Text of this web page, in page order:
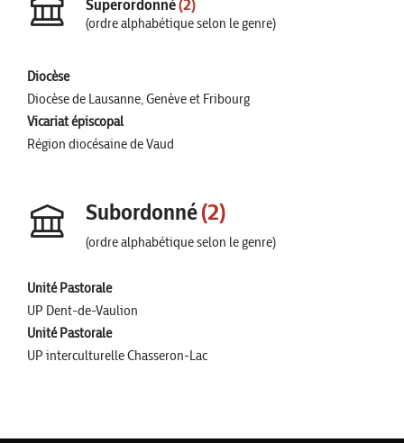
Superordonné(2)
(ordre alphabétique selon le genre)
Diocèse
Diocèse de Lausanne, Genève et Fribourg
Vicariat épiscopal
Région diocésaine de Vaud
Subordonné(2)
(ordre alphabétique selon le genre)
Unité Pastorale
UP Dent-de-Vaulion
Unité Pastorale
UP interculturelle Chasseron-Lac